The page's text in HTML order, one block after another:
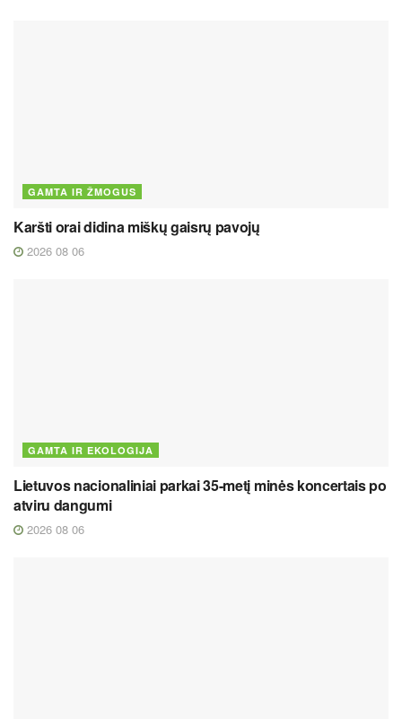
GAMTA IR ŽMOGUS
Karšti orai didina miškų gaisrų pavojų
2026 08 06
GAMTA IR EKOLOGIJA
Lietuvos nacionaliniai parkai 35-metį minės koncertais po
atviru dangumi
2026 08 06